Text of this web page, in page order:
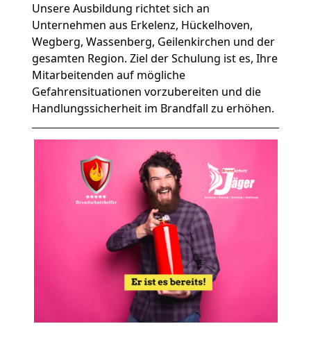
Unsere Ausbildung richtet sich an
Unternehmen aus Erkelenz, Hückelhoven,
Wegberg, Wassenberg, Geilenkirchen und der
gesamten Region. Ziel der Schulung ist es, Ihre
Mitarbeitenden auf mögliche
Gefahrensituationen vorzubereiten und die
Handlungssicherheit im Brandfall zu erhöhen.